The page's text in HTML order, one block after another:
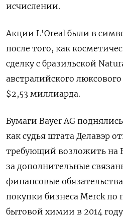
исчислении.
Акции L'Oreal были в
после того, как
сделку с бразильской
австралийского
$2,53 миллиарда.
Бумаги Bayer AG
как судья штата Делавэр
требующий возложить на
за дополнительные
финансовые
покупки бизнеса Merck по
бытовой химии в 2014